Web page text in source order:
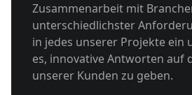
Zusammenarbeit mit
unterschiedlichster
in jedes unserer Projekte ein
es, innovative Antworten auf
unserer Kunden zu geben.